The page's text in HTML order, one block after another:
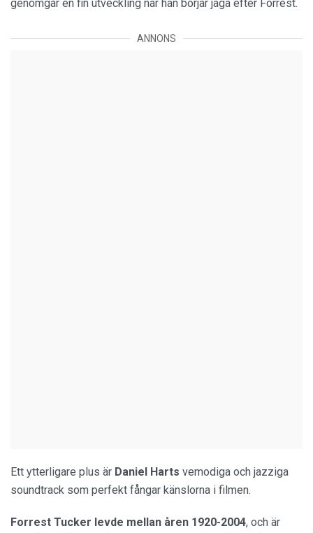
genomgår en fin utveckling när han börjar jaga efter Forrest.
ANNONS
Ett ytterligare plus är Daniel Harts vemodiga och jazziga
soundtrack som perfekt fångar känslorna i filmen.
Forrest Tucker levde mellan åren 1920-2004, och är